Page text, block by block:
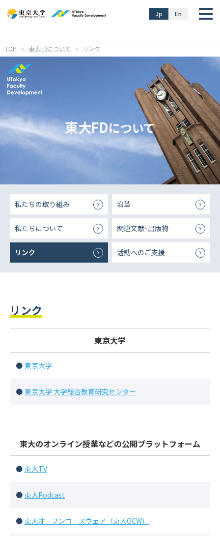
En
Jp
東大FDについて リンク
東大FDについて
私たちの取り組み 沿革
私たちについて 関連文献･出版物
リンク 活動へのご支援
リンク
東京大学
東京大学
東京大学 大学総合教育研究センター
東大のオンライン授業などの公開プラットフォーム
東大TV
東大Podcast
東大オープンコースウェア（東大OCW）